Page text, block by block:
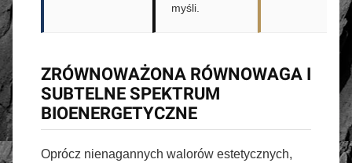
myśli.
ZRÓWNOWAŻONA RÓWNOWAGA I
SUBTELNE SPEKTRUM
BIOENERGETYCZNE
Oprócz nienagannych walorów estetycznych,